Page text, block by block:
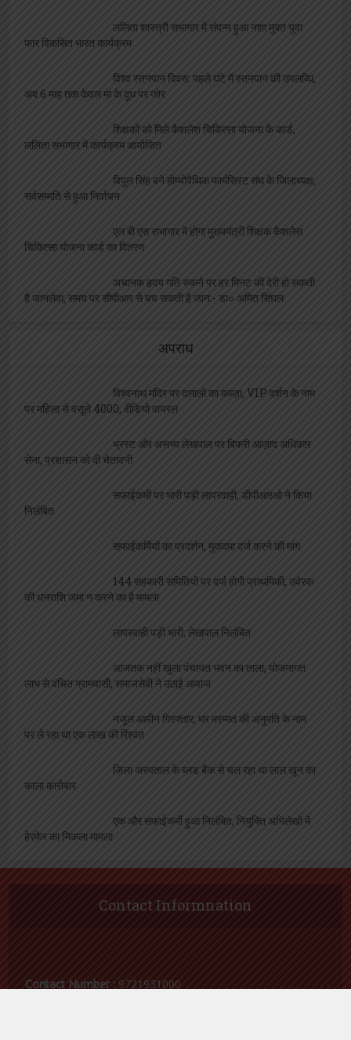
ललिता शास्त्री सभागार में संपन्न हुआ नशा मुक्त युवा
फार विकसित भारत कार्यक्रम
विश्व स्तनपान दिवस: पहले घंटे में स्तनपान की उपलब्धि,
अब 6 माह तक केवल मां के दूध पर जोर
शिक्षकों को मिले कैशलेश चिकित्सा योजना के कार्ड,
ललिता सभागार में कार्यक्रम आयोजित
विपुल सिंह बने होम्योपैथिक फार्मसिस्ट संघ के जिलाध्यक्ष,
सर्वसम्मति से हुआ निर्वाचन
एल बी एस सभागार में होगा मुख्यमंत्री शिक्षक कैशलेस
चिकित्सा योजना कार्ड का वितरण
अचानक हृदय गति रुकने पर हर मिनट की देरी हो सकती
है जानलेवा, समय पर सीपीआर से बच सकती है जान:- डा० अमित सिंघल
अपराध
विश्वनाथ मंदिर पर दलालों का कब्ज़ा, VIP दर्शन के नाम
पर महिला से वसूले 4000, वीडियो वायरल
भ्रस्ट और असभ्य लेखपाल पर बिफरी आज़ाद अधिकार
सेना, प्रशासन को दी चेतावनी
सफाईकर्मी पर भारी पड़ी लापरवाही, डीपीआरओ ने किया
निलंबित
सफाईकर्मियों का प्रदर्शन, मुकदमा दर्ज करने की मांग
144 सहकारी समितियों पर दर्ज होगी प्राथमिकी, उर्वरक
की धनराशि जमा न करने का है मामला
लापरवाही पड़ी भारी, लेखपाल निलंबित
आजतक नहीं खुला पंचायत भवन का ताला, योजनागत
लाभ से वंचित ग्रामवासी, समाजसेवी ने उठाई आवाज
नजूल आमीन गिरफ्तार, घर मरम्मत की अनुमति के नाम
पर ले रहा था एक लाख की रिश्वत
ज़िला अस्पताल के ब्लड बैंक से चल रहा था लाल खून का
काला कारोबार
एक और सफाईकर्मी हुआ निलंबित, नियुक्ति अभिलेखों में
हेरफेर का निकला मामला
Contact Informnation
Contact Number : 9721931000